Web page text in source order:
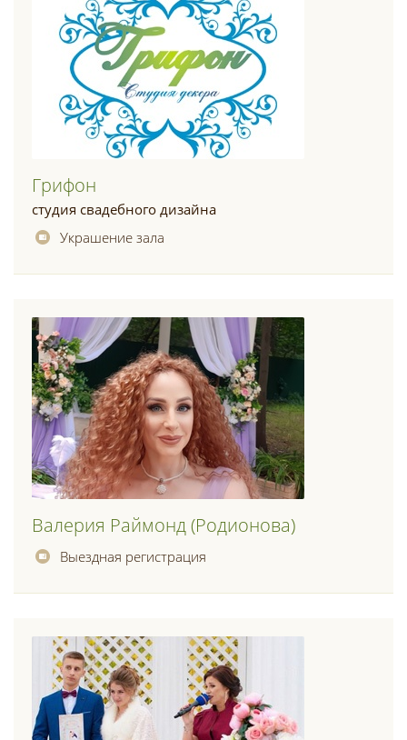
Грифон
студия свадебного дизайна
Украшение зала
Валерия Раймонд (родионова)
Выездная регистрация